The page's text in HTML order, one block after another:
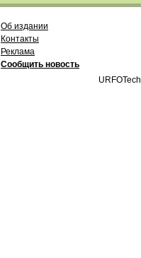
Об издании
Контакты
Реклама
Сообщить новость